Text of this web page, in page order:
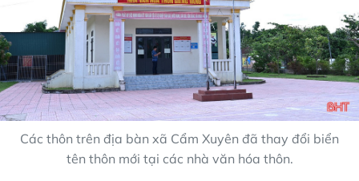
Các thôn trên địa bàn xã Cẩm Xuyên đã thay đổi biển
tên thôn mới tại các nhà văn hóa thôn.